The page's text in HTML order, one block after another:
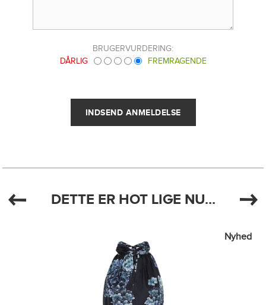
BRUGERVURDERING:
DÅRLIG
FREMRAGENDE
DETTE ER HOT LIGE NU...